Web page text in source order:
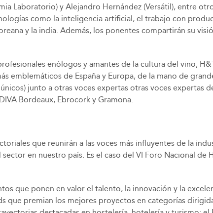
Laboratorio) y Alejandro Hernández (Versátil), entre
como la inteligencia artificial, el trabajo con
y la india. Además, los ponentes compartirán su
enólogos y amantes de la cultura del vino,
emblemáticos de España y Europa, de la mano de
junto a otras voces expertas otras voces expertas
Bordeaux, Ebrocork y Gramona.
que reunirán a las voces más influyentes de la
en nuestro país. Es el caso del VI Foro Nacional
que ponen en valor el talento, la innovación y la
premian los mejores proyectos en categorías